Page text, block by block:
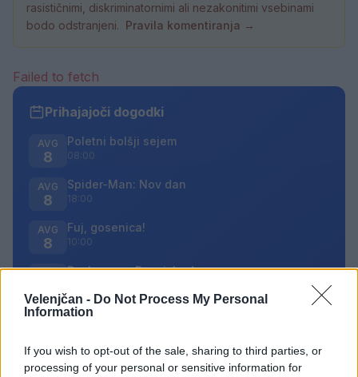
Velenjčan - Do Not Process My Personal
Information
If you wish to opt-out of the sale, sharing to third parties, or
processing of your personal or sensitive information for
rasističnimi, diskriminatornimi ali nezakonitimi vsebinami
bodo odstranjeni. Pravila komentiranja →
Failed to fetch
Prihajajoči dogodki
AVG
8
Poletni bolšji sejem
08:00
AVG
8
Spider-Man: Nov dan
18:00
AVG
8
Fuj, gosenica!
10:00
AVG Backrooms: Brez izhoda